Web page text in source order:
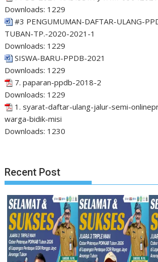
Downloads: 1229
#3 PENGUMUMAN-DAFTAR-ULANG-
TUBAN-TP.-2020-2021-1
Downloads: 1229
SISWA-BARU-PPDB-2021
Downloads: 1229
7. paparan-ppdb-2018-2
Downloads: 1229
1. syarat-daftar-ulang-jalur-semi-
warga-bidik-misi
Downloads: 1230
Recent Post